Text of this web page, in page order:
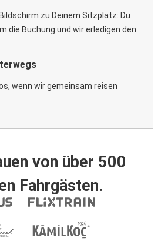
zu Deinem Sitzplatz: Du
die Buchung und wir erledigen den
wenn wir gemeinsam reisen
von über 500
Fahrgästen.